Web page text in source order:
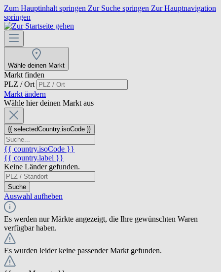
Zum Hauptinhalt springen Zur Suche springen Zur Hauptnavigation
springen
Wähle deinen Markt
Markt finden
PLZ / Ort
Markt ändern
Wähle hier deinen Markt aus
{{ selectedCountry.isoCode }}
{{ country.isoCode }}
{{ country.label }}
Keine Länder gefunden.
Suche
Auswahl aufheben
Es werden nur Märkte angezeigt, die Ihre gewünschten Waren
verfügbar haben.
Es wurden leider keine passender Markt gefunden.